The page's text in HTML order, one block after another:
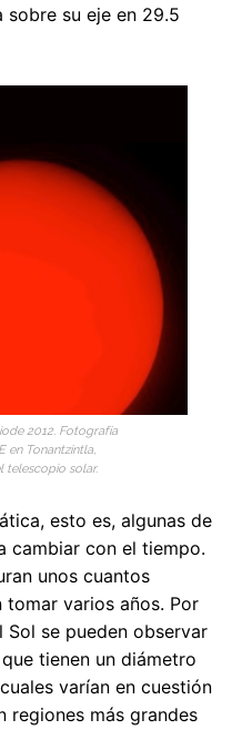
su eje en 29.5
2012. Fotografía
en Tonantzintla,
telescopio solar.
esto es, algunas de
cambiar con el tiempo.
unos cuantos
varios años. Por
se pueden observar
tienen un diámetro
varían en cuestión
regiones más grandes